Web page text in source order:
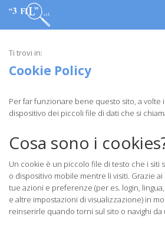
Ti trovi in:
Cookie Policy
Per far funzionare bene questo sito, a volte
dispositivo dei piccoli file di dati che si
Cosa sono i
Un cookie è un piccolo file di testo che i siti
o dispositivo mobile mentre li visiti. Grazie
tue azioni e preferenze (per es. login,
e altre impostazioni di visualizzazione) in
reinserirle quando torni sul sito o navighi da